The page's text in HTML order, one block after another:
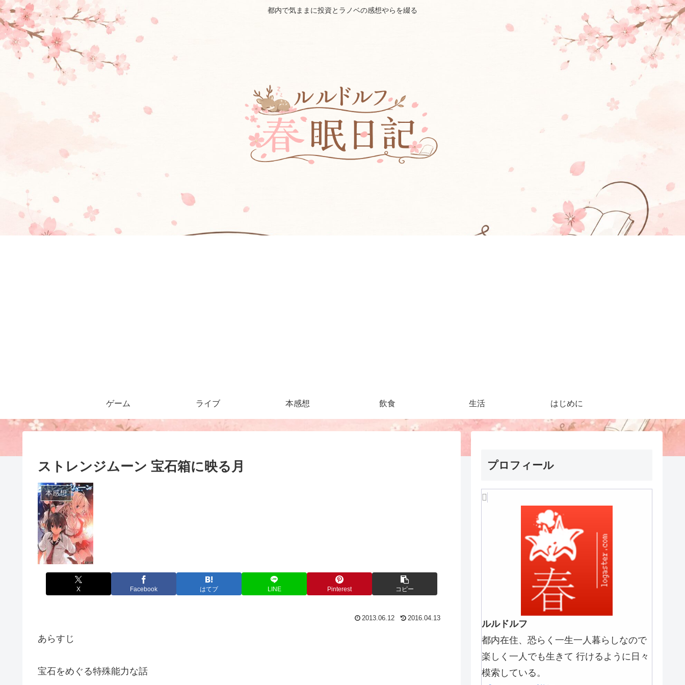
都内で気ままに投資とラノベの感想やらを綴る
ゲーム ライブ 本感想 飲食 生活 はじめに
ストレンジムーン 宝石箱に映る月
本感想
X Facebook はてブ LINE Pinterest コピー
2013.06.12 2016.04.13
あらすじ
宝石をめぐる特殊能力な話
プロフィール
ルルドルフ
都内在住、恐らく一生一人暮らしなので
楽しく一人でも生きて 行けるように日々
模索している。